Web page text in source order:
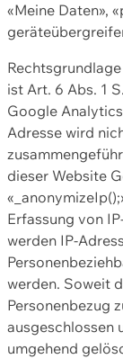
«Meine Daten»,
ist Art. 6 Abs. 1
Google
Adresse wird
dieser Website
Erfassung von
werden IP-
werden. Soweit
Personenbezug
ausgeschlossen
umgehend